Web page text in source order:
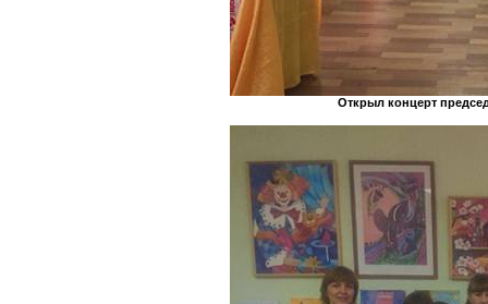
Открыл концерт